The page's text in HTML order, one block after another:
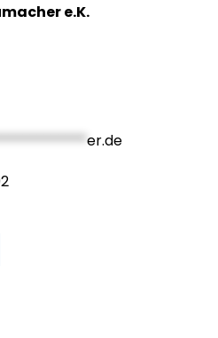
e.K.
er.de